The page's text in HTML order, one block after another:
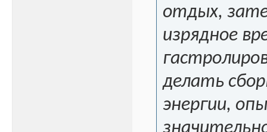
отдых,
изрядное
делать
энергии,